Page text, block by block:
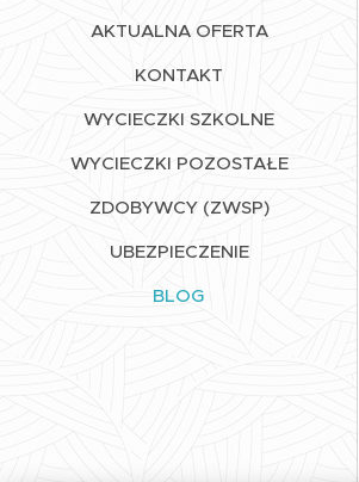
AKTUALNA OFERTA
KONTAKT
WYCIECZKI SZKOLNE
WYCIECZKI POZOSTAŁE
ZDOBYWCY (ZWSP)
UBEZPIECZENIE
BLOG